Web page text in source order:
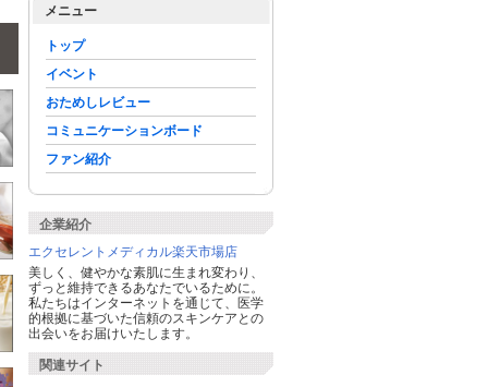
メニュー
トップ
イベント
おためしレビュー
コミュニケーションボード
ファン紹介
企業紹介
エクセレントメディカル楽天市場店
美しく、健やかな素肌に生まれ変わり、
ずっと維持できるあなたでいるために。
私たちはインターネットを通じて、医学
的根拠に基づいた信頼のスキンケアとの
出会いをお届けいたします。
関連サイト